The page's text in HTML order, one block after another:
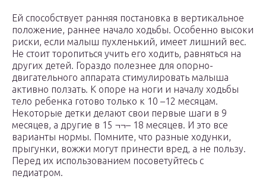
Ей способствует ранняя постановка в вертикальное
положение, раннее начало ходьбы. Особенно высоки
риски, если малыш пухленький, имеет лишний вес.
Не стоит торопиться учить его ходить, равняться на
других детей. Гораздо полезнее для опорно-
двигательного аппарата стимулировать малыша
активно ползать. К опоре на ноги и началу ходьбы
тело ребенка готово только к 10 –12 месяцам.
Некоторые детки делают свои первые шаги в 9
месяцев, а другие в 15 ¬¬– 18 месяцев. И это все
варианты нормы. Помните, что разные ходунки,
прыгунки, вожжи могут принести вред, а не пользу.
Перед их использованием посоветуйтесь с
педиатром.